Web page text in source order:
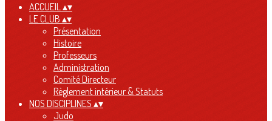
ACCUEIL▴▾
LE CLUB ▴▾
Présentation
Histoire
Professeurs
Administration
Comité Directeur
Règlement intérieur & Statuts
NOS DISCIPLINES ▴▾
Judo